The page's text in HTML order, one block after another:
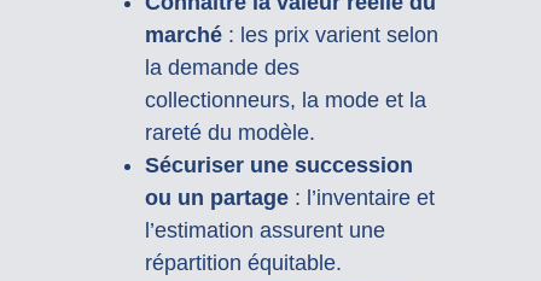
marché: les prix varient selon
la demande des
collectionneurs, la mode et la
rareté du modèle.
Sécuriser une succession
ou un partage: l’inventaire et
l’estimation assurent une
répartition équitable.